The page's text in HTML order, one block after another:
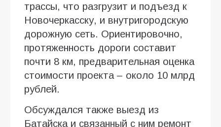
трассы, что разгрузит и подъезд к
Новочеркасску, и внутригородскую
дорожную сеть. Ориентировочно,
протяженность дороги составит
почти 8 км, предварительная оценка
стоимости проекта – около 10 млрд
рублей.
Обсуждался также выезд из
Батайска и связанный с ним ремонт